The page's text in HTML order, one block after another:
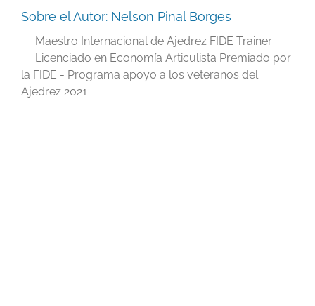
Sobre el Autor: Nelson Pinal Borges
Maestro Internacional de Ajedrez FIDE Trainer
Licenciado en Economía Articulista Premiado por
la FIDE - Programa apoyo a los veteranos del
Ajedrez 2021